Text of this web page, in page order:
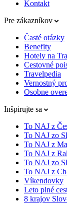
Kontakt
Pre zákazníkov
Časté otázky
Benefity
Hotely na
Cestovné
Travelpedia
Vernostný
Osobne
Inšpirujte sa
To NAJ z
To NAJ zo
To NAJ z
To NAJ z
To NAJ zo
To NAJ z
Víkendovky
Leto plné
8 krajov